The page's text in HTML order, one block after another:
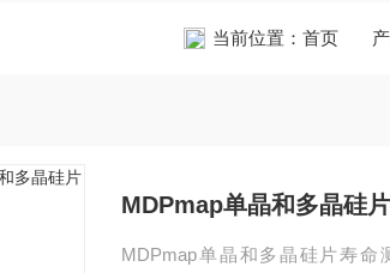
当前位置： 首页
MDPmap单晶和多晶硅
MDPmap单晶和多晶硅片寿